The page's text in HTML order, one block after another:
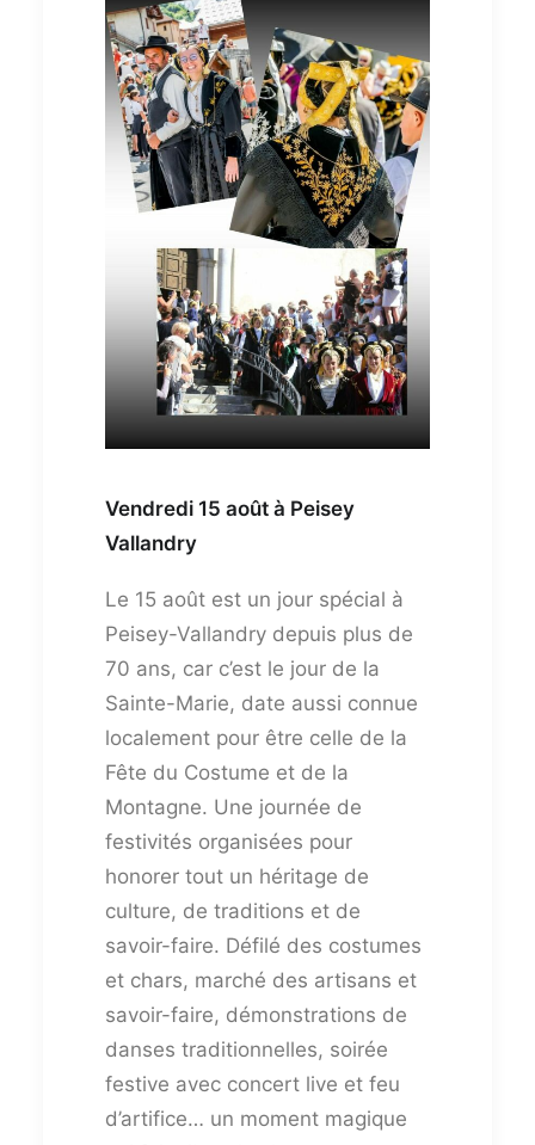
Vendredi 15 août à Peisey
Vallandry
Le 15 août est un jour spécial à
Peisey-Vallandry depuis plus de
70 ans, car c’est le jour de la
Sainte-Marie, date aussi connue
localement pour être celle de la
Fête du Costume et de la
Montagne. Une journée de
festivités organisées pour
honorer tout un héritage de
culture, de traditions et de
savoir-faire. Défilé des costumes
et chars, marché des artisans et
savoir-faire, démonstrations de
danses traditionnelles, soirée
festive avec concert live et feu
d’artifice… un moment magique